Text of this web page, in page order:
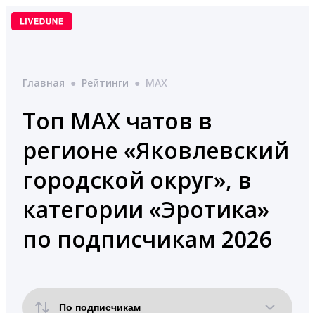
Перейти
Главная ● Рейтинги ● MAX
Топ MAX чатов в
регионе «Яковлевский
городской округ», в
категории «Эротика»
по подписчикам 2026